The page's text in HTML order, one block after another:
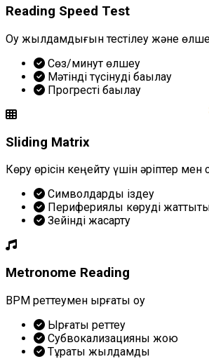
Reading Speed Test
Оқу жылдамдығын тестілеу және
Сөз/минут өлшеу
Мәтінді түсінуді бақылау
Прогресті бақылау
Sliding Matrix
Көру өрісін кеңейту үшін әріптер
Символдарды іздеу
Перифериялық көруді
Зейінді жақсарту
Metronome Reading
BPM реттеумен ырғақты оқу
Ырғақты реттеу
Субвокализацияны жою
Тұрақты жылдамдық